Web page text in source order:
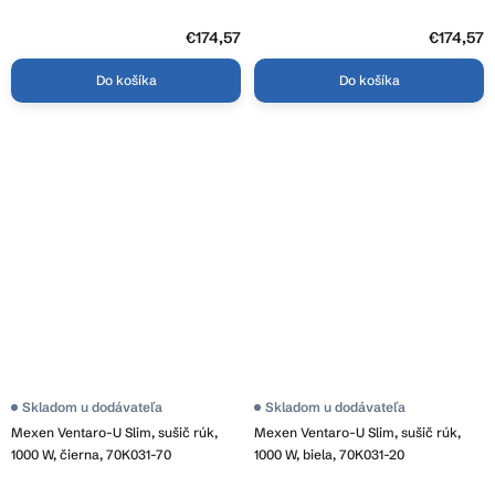
€174,57
Do košíka
€174,57
Do košíka
Mexen Ventaro-U Slim, sušič rúk,
1000 W, čierna, 70K031-70
Skladom u dodávateľa
Mexen Ventaro-U Slim, sušič rúk,
1000 W, biela, 70K031-20
Skladom u dodávateľa